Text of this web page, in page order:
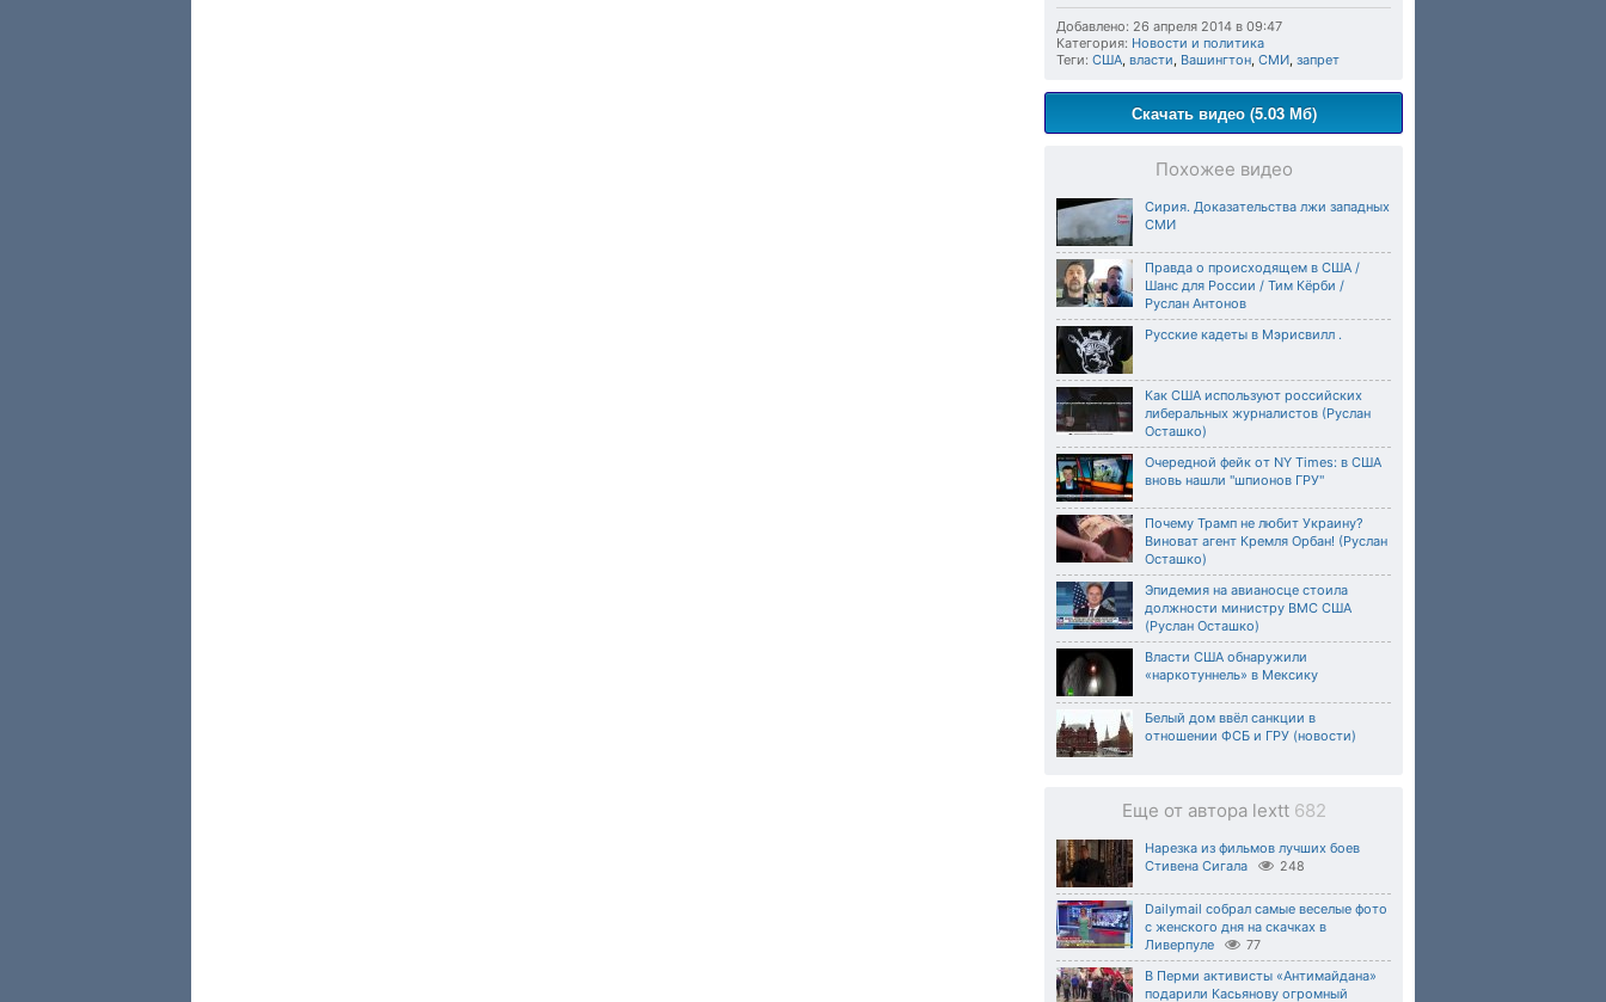
Добавлено: 26 апреля 2014 в 09:47
Категория: Новости и политика
Теги: США, власти, Вашингтон, СМИ, запрет
Скачать видео (5.03 Мб)
Похожее видео
Сирия. Доказательства лжи западных
СМИ
Правда о происходящем в США /
Шанс для России / Тим Кёрби /
Руслан Антонов
Русские кадеты в Мэрисвилл .
Как США используют российских
либеральных журналистов (Руслан
Осташко)
Очередной фейк от NY Times: в США
вновь нашли "шпионов ГРУ"
Почему Трамп не любит Украину?
Виноват агент Кремля Орбан! (Руслан
Осташко)
Эпидемия на авианосце стоила
должности министру ВМС США
(Руслан Осташко)
Власти США обнаружили
«наркотуннель» в Мексику
Белый дом ввёл санкции в
отношении ФСБ и ГРУ (новости)
Еще от автора lextt 682
Нарезка из фильмов лучших боев
Стивена Сигала
248
Dailymail собрал самые веселые фото
с женского дня на скачках в
Ливерпуле
77
В Перми активисты «Антимайдана»
подарили Касьянову огромный